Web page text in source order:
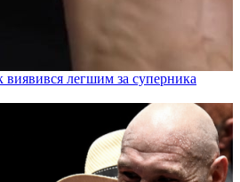
легшим за суперника